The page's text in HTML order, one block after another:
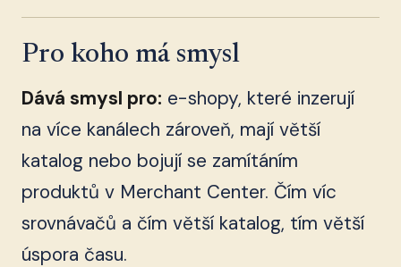
Pro koho má smysl
Dává smysl pro: e-shopy, které inzerují
na více kanálech zároveň, mají větší
katalog nebo bojují se zamítáním
produktů v Merchant Center. Čím víc
srovnávačů a čím větší katalog, tím větší
úspora času.